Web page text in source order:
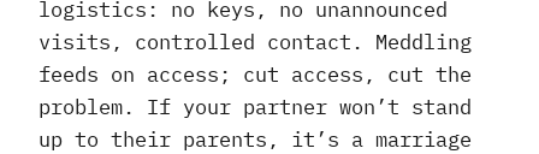
logistics: no keys, no unannounced
visits, controlled contact. Meddling
feeds on access; cut access, cut the
problem. If your partner won’t stand
up to their parents, it’s a marriage